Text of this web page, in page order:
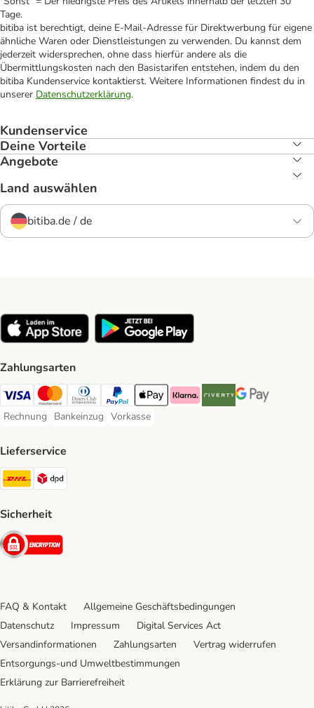
Tage.
bitiba ist berechtigt, deine E-Mail-Adresse für Direktwerbung für eigene
ähnliche Waren oder Dienstleistungen zu verwenden. Du kannst dem
jederzeit widersprechen, ohne dass hierfür andere als die
Übermittlungskosten nach den Basistarifen entstehen, indem du den
bitiba Kundenservice kontaktierst. Weitere Informationen findest du in
unserer Datenschutzerklärung.
Kundenservice
Deine Vorteile
Angebote
Land auswählen
bitiba.de / de
Zahlungsarten
Visa Payment Method
Mastercard Payment Method
Diners Club Payment Method
PayPal Payment Method
Apple Pay Payment Method
Klarna Payment Method
Riverty Payment Method
Google Pay
Rechnung
Rechnung Payment Method
Bankeinzug
Bankeinzug Payment Method
Vorkasse
Vorkasse Payment Method
Lieferservice
DHL Shipping Method
Sicherheit
Security
FAQ & Kontakt
Allgemeine Geschäftsbedingungen
Datenschutz
Impressum
Digital Services Act
Versandinformationen
Zahlungsarten
Vertrag widerrufen
Entsorgungs-und Umweltbestimmungen
Erklärung zur Barrierefreiheit